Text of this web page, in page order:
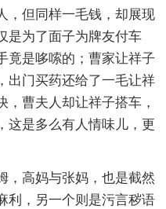
，但同样一毛钱，却展现
是为了面子为牌友付车
竟是哆嗦的；曹家让祥子
出门买药还给了一毛让祥
曹夫人却让祥子搭车，
这是多么有人情味儿，更
，高妈与张妈，也是截然
利，另一个则是污言秽语